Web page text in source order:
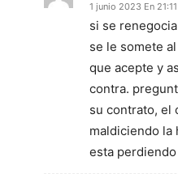
1 junio 2023 En 21:11
si se
se le somete
que acepte y
contra.
su contrato, el
maldiciendo la
esta perdiendo